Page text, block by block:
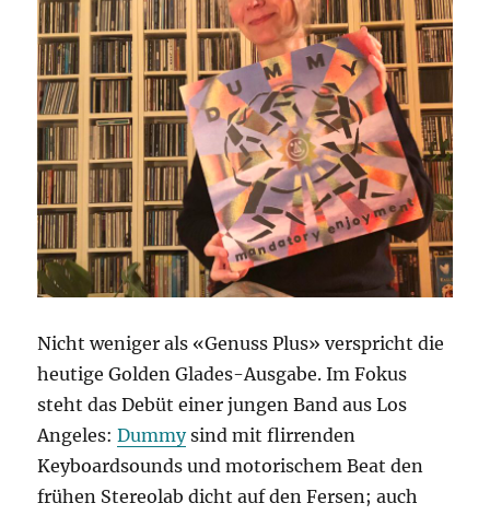
Nicht weniger als «Genuss Plus» verspricht die
heutige Golden Glades-Ausgabe. Im Fokus
steht das Debüt einer jungen Band aus Los
Angeles:Dummysind mit flirrenden
Keyboardsounds und motorischem Beat den
frühen Stereolab dicht auf den Fersen; auch